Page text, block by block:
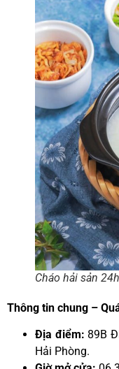
Cháo hải sản 24h
Thông tin chung –
Địa điểm: 89B
Hải Phòng.